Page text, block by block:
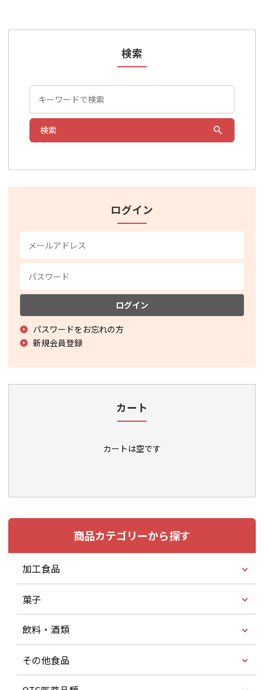
検索
検索
ログイン
ログイン
パスワードをお忘れの方
新規会員登録
カート
カートは空です
商品カテゴリーから探す
加工食品
菓子
飲料・酒類
その他食品